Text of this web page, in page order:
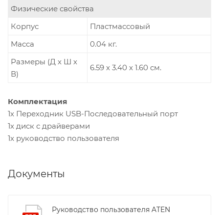
Физические свойства
Корпус
Пластмассовый
Масса
0.04 кг.
Размеры (Д х Ш х
В)
6.59 x 3.40 x 1.60 см.
Комплектация
1х Переходник USB-Последовательный порт
1х диск с драйверами
1x руководство пользователя
Документы
Руководство пользователя ATEN